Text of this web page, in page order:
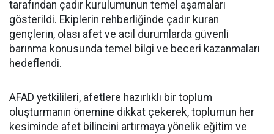
tarafından çadır kurulumunun temel aşamaları
gösterildi. Ekiplerin rehberliğinde çadır kuran
gençlerin, olası afet ve acil durumlarda güvenli
barınma konusunda temel bilgi ve beceri kazanmaları
hedeflendi.
AFAD yetkilileri, afetlere hazırlıklı bir toplum
oluşturmanın önemine dikkat çekerek, toplumun her
kesiminde afet bilincini artırmaya yönelik eğitim ve